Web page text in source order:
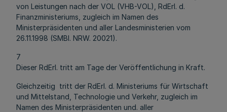
von Leistungen nach der VOL (VHB-VOL), RdErl. d.
Finanzministeriums, zugleich im Namen des
Ministerpräsidenten und aller Landesministerien vom
26.11.1998 (SMBl. NRW. 20021).
7
Dieser RdErl. tritt am Tage der Veröffentlichung in Kraft.
Gleichzeitig tritt der RdErl. d. Ministeriums für Wirtschaft
und Mittelstand, Technologie und Verkehr, zugleich im
Namen des Ministerpräsidenten und. aller